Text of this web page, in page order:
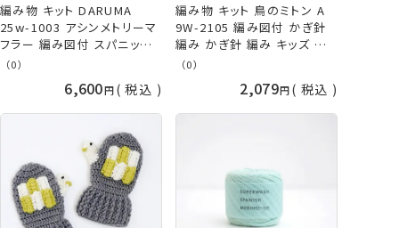
編み物 キット DARUMA
25w-1003 アシンメトリーマ
フラー 編み図付 スパニッシ
ュメリノ マフラー 棒針編み
みキット ホワイト ブラウン ブ
ルー ネイビー グレー 白 ピン
ク 茶色 青 紺 水色 灰色 黒
秋冬 毛糸 ダルマ 横田
daruma
（0）
6,600 税込
編み物 キット 鳥のミトン A
9W-2105 編み図付 かぎ針
編み かぎ針 編み キッズ 手
袋 ミトン 手作りキット 手編
手作り 手芸 毛糸 青 ブルー
動物 鳥 ダルマ 横田 手芸の
（0）
2,079 税込